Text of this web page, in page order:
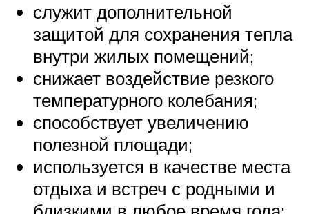
служит дополнительной
защитой для сохранения тепла
внутри жилых помещений;
снижает воздействие резкого
температурного колебания;
способствует увеличению
полезной площади;
используется в качестве места
отдыха и встреч с родными и